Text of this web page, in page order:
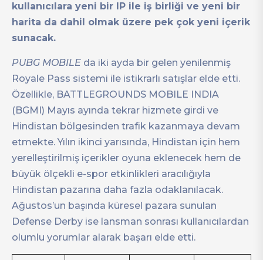
kullanıcılara yeni bir IP ile iş birliği ve yeni bir
harita da dahil olmak üzere pek çok yeni içerik
sunacak.
PUBG MOBILE da iki ayda bir gelen yenilenmiş
Royale Pass sistemi ile istikrarlı satışlar elde etti.
Özellikle, BATTLEGROUNDS MOBILE INDIA
(BGMI) Mayıs ayında tekrar hizmete girdi ve
Hindistan bölgesinden trafik kazanmaya devam
etmekte. Yılın ikinci yarısında, Hindistan için hem
yerelleştirilmiş içerikler oyuna eklenecek hem de
büyük ölçekli e-spor etkinlikleri aracılığıyla
Hindistan pazarına daha fazla odaklanılacak.
Ağustos’un başında küresel pazara sunulan
Defense Derby ise lansman sonrası kullanıcılardan
olumlu yorumlar alarak başarı elde etti.